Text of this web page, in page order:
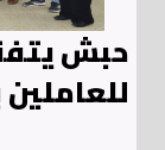
حبش
للعاملين